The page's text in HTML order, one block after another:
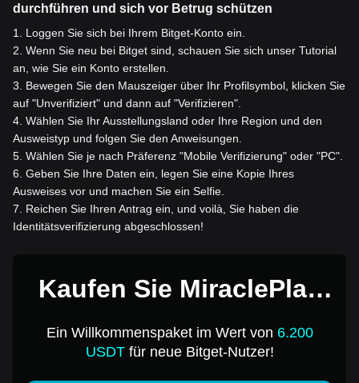
durchführen und sich vor Betrug schützen
1
Loggen Sie sich bei Ihrem Bitget-Konto ein.
2 Wenn Sie neu bei Bitget sind, schauen Sie sich unser Tutorial
an, wie Sie ein Konto erstellen.
3
Bewegen Sie den Mauszeiger über Ihr Profilsymbol, klicken Sie
auf "Unverifiziert" und dann auf "Verifizieren".
4 Wählen Sie Ihr Ausstellungsland oder Ihre Region und den
Ausweistyp und folgen Sie den Anweisungen.
5 Wählen Sie je nach Präferenz "Mobile Verifizierung" oder "PC".
6 Geben Sie Ihre Daten ein, legen Sie eine Kopie Ihres
Ausweises vor und machen Sie ein Selfie.
7
Reichen Sie Ihren Antrag ein, und voilà, Sie haben die
Identitätsverifizierung abgeschlossen!
Kaufen Sie MiraclePlay
Ein Willkommenspaket im Wert von 6.200
USDTfür neue Bitget-Nutzer!